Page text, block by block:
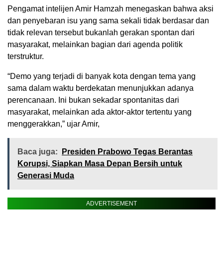
Pengamat intelijen Amir Hamzah menegaskan bahwa aksi
dan penyebaran isu yang sama sekali tidak berdasar dan
tidak relevan tersebut bukanlah gerakan spontan dari
masyarakat, melainkan bagian dari agenda politik
terstruktur.
“Demo yang terjadi di banyak kota dengan tema yang
sama dalam waktu berdekatan menunjukkan adanya
perencanaan. Ini bukan sekadar spontanitas dari
masyarakat, melainkan ada aktor-aktor tertentu yang
menggerakkan,” ujar Amir,
Baca juga:
Presiden Prabowo Tegas Berantas
Korupsi, Siapkan Masa Depan Bersih untuk
Generasi Muda
ADVERTISEMENT